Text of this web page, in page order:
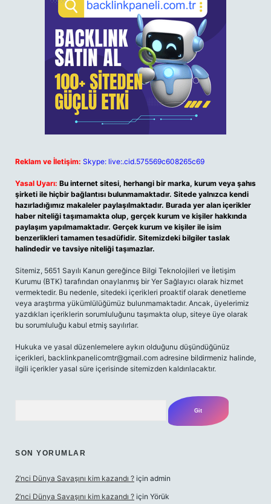
Reklam ve İletişim: Skype: live:.cid.575569c608265c69
Yasal Uyarı: Bu internet sitesi, herhangi bir marka, kurum veya şahıs
şirketi ile hiçbir bağlantısı bulunmamaktadır. Sitede yalnızca kendi
hazırladığımız makaleler paylaşılmaktadır. Burada yer alan içerikler
haber niteliği taşımamakta olup, gerçek kurum ve kişiler hakkında
paylaşım yapılmamaktadır. Gerçek kurum ve kişiler ile isim
benzerlikleri tamamen tesadüfidir. Sitemizdeki bilgiler taslak
halindedir ve tavsiye niteliği taşımazlar.
Sitemiz, 5651 Sayılı Kanun gereğince Bilgi Teknolojileri ve İletişim
Kurumu (BTK) tarafından onaylanmış bir Yer Sağlayıcı olarak hizmet
vermektedir. Bu nedenle, sitedeki içerikleri proaktif olarak denetleme
veya araştırma yükümlülüğümüz bulunmamaktadır. Ancak, üyelerimiz
yazdıkları içeriklerin sorumluluğunu taşımakta olup, siteye üye olarak
bu sorumluluğu kabul etmiş sayılırlar.
Hukuka ve yasal düzenlemelere aykırı olduğunu düşündüğünüz
içerikleri, backlinkpanelicomtr@gmail.com adresine bildirmeniz halinde,
ilgili içerikler yasal süre içerisinde sitemizden kaldırılacaktır.
SON YORUMLAR
2’nci Dünya Savaşını kim kazandı ? için admin
2’nci Dünya Savaşını kim kazandı ? için Yörük